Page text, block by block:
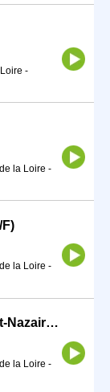
-
la Loire -
la Loire -
Aide Tuyauteur épreuve Bord à Saint-Nazaire (H/F)
la Loire -